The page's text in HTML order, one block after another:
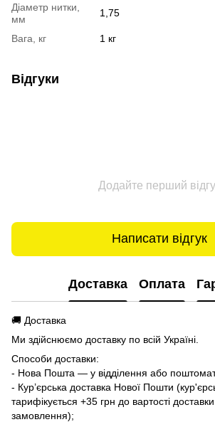
Діаметр нитки,
мм
1,75
Вага, кг 1 кг
Відгуки
Додайте перший
Написати відгук
Доставка Оплата
🚚 Доставка
Ми здійснюємо доставку по всій Україні.
Способи доставки:
- Нова Пошта — у відділення або
- Кур’єрська доставка Нової Пошти
тарифікується +35 грн до вартості
замовлення);